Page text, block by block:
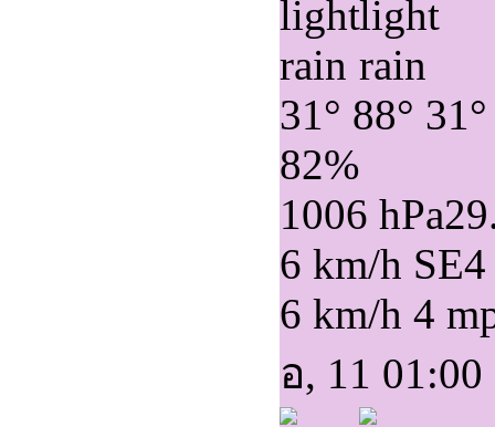
31° 88° 31°
82%
1006 hPa
6 km/h SE4
6 km/h 4
อ, 11 01:00